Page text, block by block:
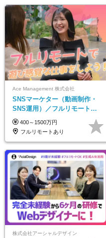
Ace Management 株式会社
SNSマーケター（動画制作・
SNS運用）／フルリモートOK
／未経験歓迎【モットーは…
遊び感覚で仕事をする♪】
400～1500万円
フルリモートあり
株式会社アーシャルデザイン